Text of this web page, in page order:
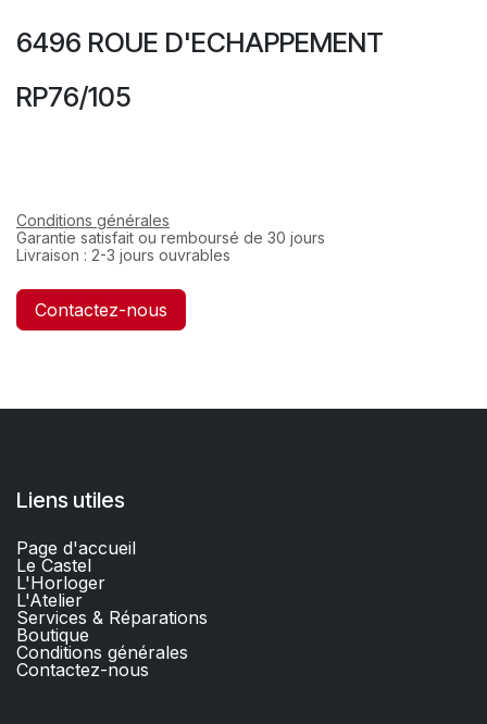
6496 ROUE D'ECHAPPEMENT
RP76/105
Conditions générales
Garantie satisfait ou remboursé de 30 jours
Livraison : 2-3 jours ouvrables
Contactez-nous
Liens utiles
Page d'accueil
Le Castel
L'Horloger
L'Atelier
Services & Réparations
Boutique
Conditions générales
Contactez-nous​